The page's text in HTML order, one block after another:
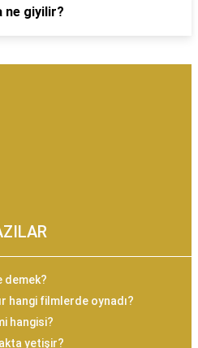
ne giyilir?
demek?
hangi filmlerde oynadı?
hangisi?
yetişir?